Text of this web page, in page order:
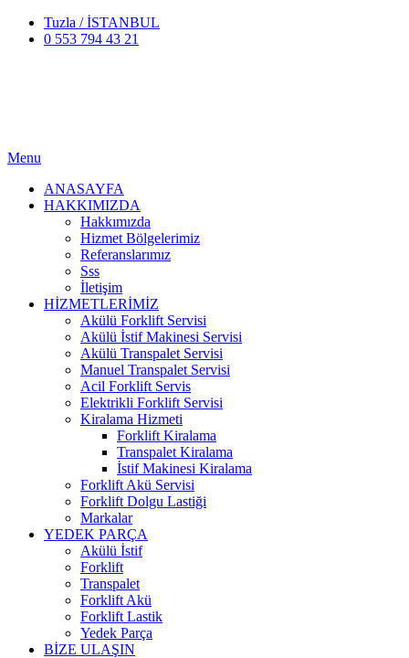
Tuzla / İSTANBUL
0 553 794 43 21
Menu
ANASAYFA
HAKKIMIZDA
Hakkımızda
Hizmet Bölgelerimiz
Referanslarımız
Sss
İletişim
HİZMETLERİMİZ
Akülü Forklift Servisi
Akülü İstif Makinesi Servisi
Akülü Transpalet Servisi
Manuel Transpalet Servisi
Acil Forklift Servis
Elektrikli Forklift Servisi
Kiralama Hizmeti
Forklift Kiralama
Transpalet Kiralama
İstif Makinesi Kiralama
Forklift Akü Servisi
Forklift Dolgu Lastiği
Markalar
YEDEK PARÇA
Akülü İstif
Forklift
Transpalet
Forklift Akü
Forklift Lastik
Yedek Parça
BİZE ULAŞIN